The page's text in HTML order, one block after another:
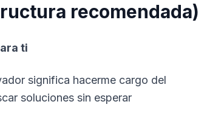
recomendada)
ti
significa hacerme cargo del
soluciones sin esperar